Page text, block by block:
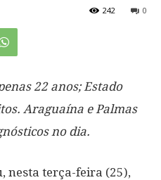
0
242
22 anos; Estado
Araguaína e Palmas
no dia.
nesta terça-feira (25),